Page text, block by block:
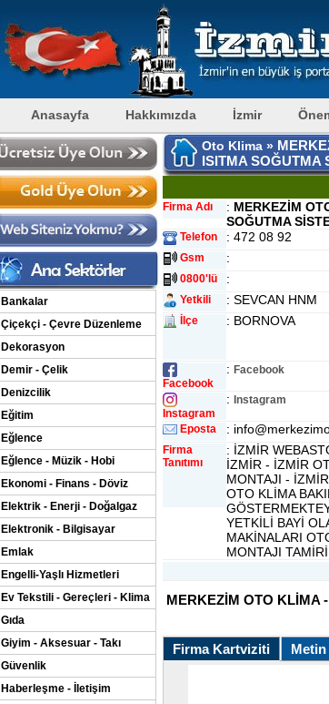
Anasayfa
Hakkımızda İzmir
Bankalar
Çiçekçi - Çevre Düzenleme
Dekorasyon
Demir - Çelik
Denizcilik
Eğitim
Eğlence
Eğlence - Müzik - Hobi
Ekonomi - Finans - Döviz
Elektrik - Enerji - Doğalgaz
Elektronik - Bilgisayar
Emlak
Engelli-Yaşlı Hizmetleri
Ev Tekstili - Gereçleri - Klima
Gıda
Giyim - Aksesuar - Takı
Güvenlik
Haberleşme - İletişim
Oto Klima »
ISITMA SOĞUTMA
Firma Adı : MERKEZİM
SOĞUTMA
Telefon : 472 08 92
Gsm :
0800'lü :
Yetkili : SEVCAN HNM
İlçe : BORNOVA
Facebook
: Facebook
Instagram
: Instagram
Eposta :
Firma
Tanıtımı
: İZMİR
İZMİR - İZMİR
MONTAJI -
OTO KLİMA
YETKİLİ BAYİ
MAKİNALARI
MONTAJI
MERKEZİM OTO KLİMA
Firma Kartviziti Metin